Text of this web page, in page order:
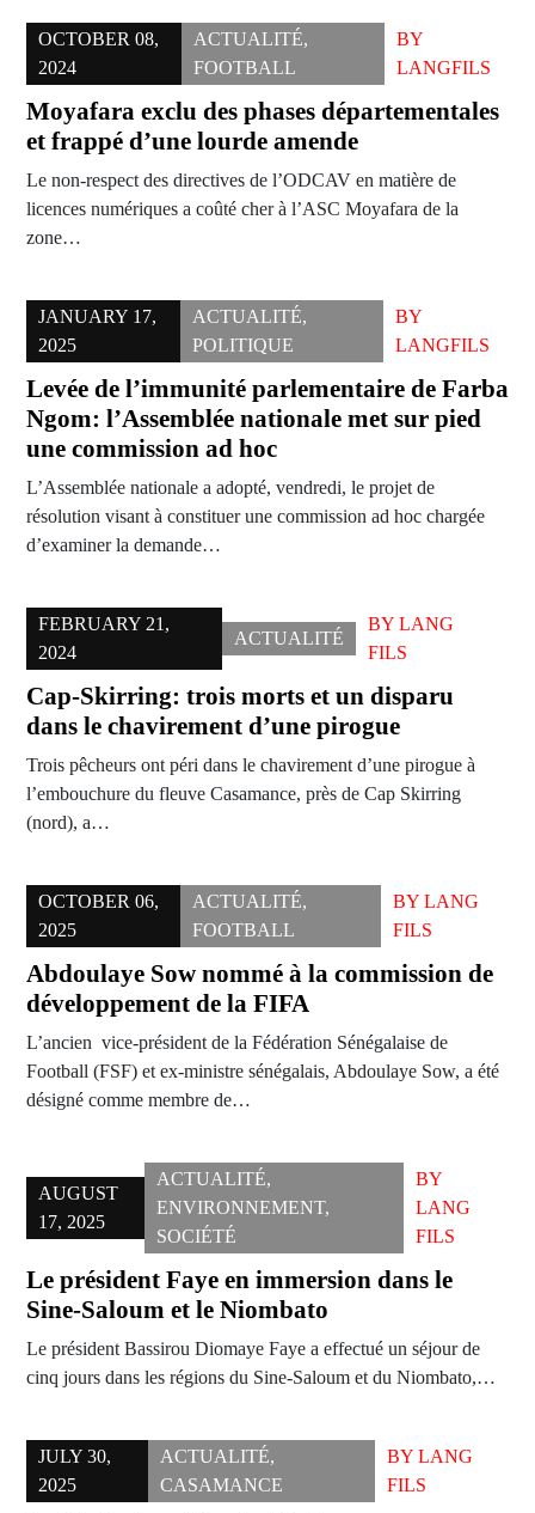
OCTOBER 08,
2024
ACTUALITÉ,
FOOTBALL
BY
LANGFILS
Moyafara exclu des phases départementales
et frappé d’une lourde amende
Le non-respect des directives de l’ODCAV en matière de
licences numériques a coûté cher à l’ASC Moyafara de la
zone…
JANUARY 17,
2025
ACTUALITÉ,
POLITIQUE
BY
LANGFILS
Levée de l’immunité parlementaire de Farba
Ngom: l’Assemblée nationale met sur pied
une commission ad hoc
L’Assemblée nationale a adopté, vendredi, le projet de
résolution visant à constituer une commission ad hoc chargée
d’examiner la demande…
FEBRUARY 21,
2024
ACTUALITÉ
BYLANG
FILS
Cap-Skirring: trois morts et un disparu
dans le chavirement d’une pirogue
Trois pêcheurs ont péri dans le chavirement d’une pirogue à
l’embouchure du fleuve Casamance, près de Cap Skirring
(nord), a…
OCTOBER 06,
2025
ACTUALITÉ,
FOOTBALL
BYLANG
FILS
Abdoulaye Sow nommé à la commission de
développement de la FIFA
L’ancien vice-président de la Fédération Sénégalaise de
Football (FSF) et ex-ministre sénégalais, Abdoulaye Sow, a été
désigné comme membre de…
AUGUST
17, 2025
ACTUALITÉ,
ENVIRONNEMENT,
SOCIÉTÉ
BY
LANG
FILS
Le président Faye en immersion dans le
Sine-Saloum et le Niombato
Le président Bassirou Diomaye Faye a effectué un séjour de
cinq jours dans les régions du Sine-Saloum et du Niombato,…
JULY 30,
2025
ACTUALITÉ,
CASAMANCE
BYLANG
FILS